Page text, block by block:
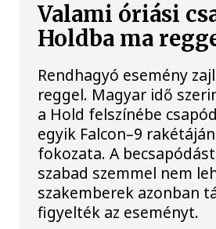
Valami óriási
Holdba ma
Rendhagyó esemény
reggel. Magyar idő
a Hold felszínébe
egyik Falcon–9
fokozata. A
szabad szemmel nem
szakemberek azonban
figyelték az eseményt.